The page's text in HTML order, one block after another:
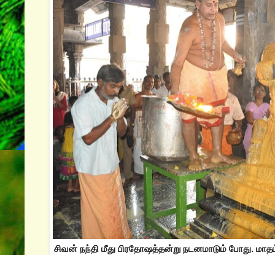
சிவன் நந்தி மீது பிரதோஷத்தன்று நடனமாடும் போது.